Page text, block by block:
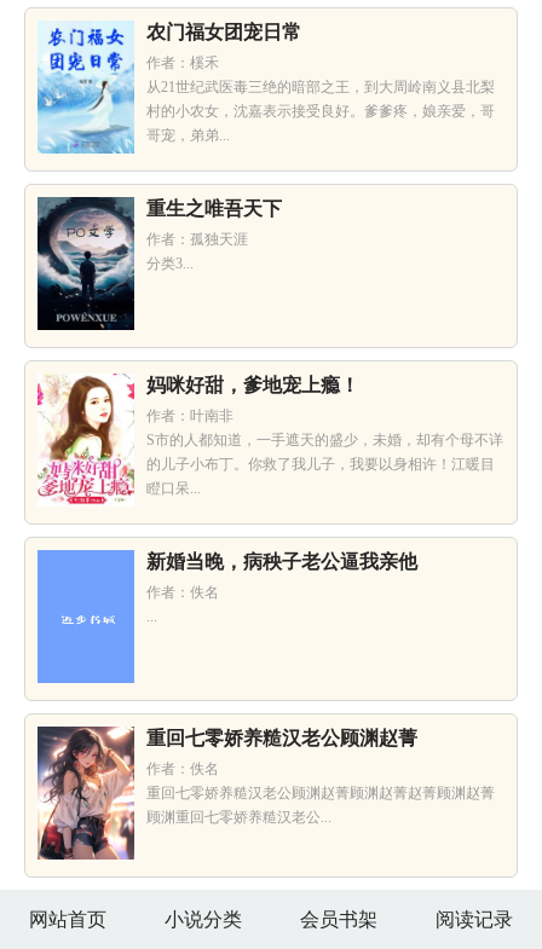
农门福女团宠日常
作者：榽禾
从21世纪武医毒三绝的暗部之王，到大周岭南义县北梨
村的小农女，沈嘉表示接受良好。爹爹疼，娘亲爱，哥
哥宠，弟弟...
重生之唯吾天下
作者：孤独天涯
分类3...
妈咪好甜，爹地宠上瘾！
作者：叶南非
S市的人都知道，一手遮天的盛少，未婚，却有个母不详
的儿子小布丁。你救了我儿子，我要以身相许！江暖目
瞪口呆...
新婚当晚，病秧子老公逼我亲他
作者：佚名
...
重回七零娇养糙汉老公顾渊赵菁
作者：佚名
重回七零娇养糙汉老公顾渊赵菁顾渊赵菁赵菁顾渊赵菁
顾渊重回七零娇养糙汉老公...
网站首页 小说分类 会员书架 阅读记录